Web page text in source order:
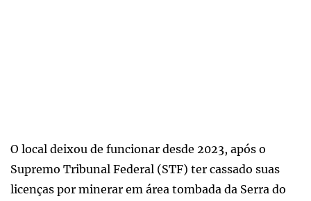
O local deixou de funcionar desde 2023, após o
Supremo Tribunal Federal (STF) ter cassado suas
licenças por minerar em área tombada da Serra do